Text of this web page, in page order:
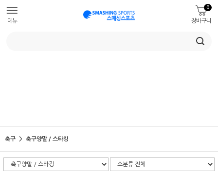
메뉴 장바구니
0
축구 축구양말 / 스타킹